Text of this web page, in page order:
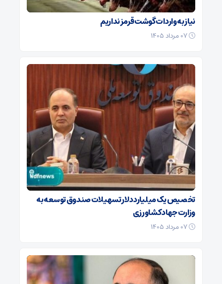
نیاز به واردات گوشت قرمز نداریم
تخصیص یک میلیارد دلار تسهیلات صندوق توسعه به
وزارت جهاد کشاورزی